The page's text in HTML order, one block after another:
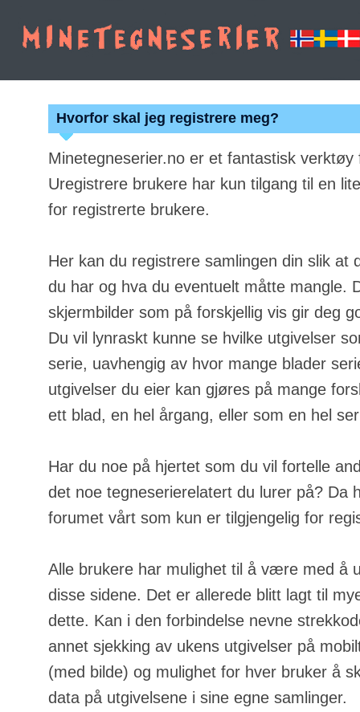
Hvorfor skal jeg registrere meg?
Minetegneserier.no er et fantastisk
Uregistrere brukere har kun tilgang til en
for registrerte brukere.
Her kan du registrere samlingen din slik at
du har og hva du eventuelt måtte mangle.
skjermbilder som på forskjellig vis gir deg
Du vil lynraskt kunne se hvilke utgivelser
serie, uavhengig av hvor mange blader
utgivelser du eier kan gjøres på mange
ett blad, en hel årgang, eller som en hel
Har du noe på hjertet som du vil fortelle
det noe tegneserierelatert du lurer på? Da
forumet vårt som kun er tilgjengelig for
Alle brukere har mulighet til å være med å
disse sidene. Det er allerede blitt lagt til
dette. Kan i den forbindelse nevne
annet sjekking av ukens utgivelser på
(med bilde) og mulighet for hver bruker å
data på utgivelsene i sine egne samlinger.